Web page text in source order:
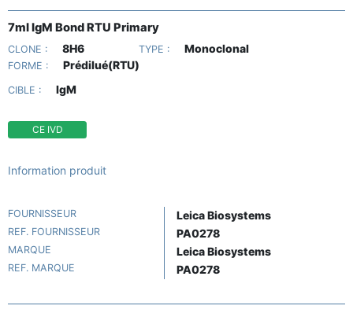
7ml IgM Bond RTU Primary
CLONE : 8H6 TYPE : Monoclonal
FORME : Prédilué(RTU)
CIBLE : IgM
CE IVD
Information produit
FOURNISSEUR Leica Biosystems
REF. FOURNISSEUR PA0278
MARQUE Leica Biosystems
REF. MARQUE PA0278